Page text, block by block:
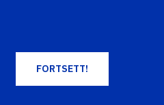
FORTSETT!
HANDLEKURV